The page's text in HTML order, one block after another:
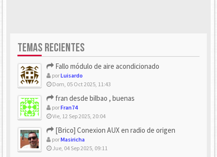
TEMAS RECIENTES
Fallo módulo de aire acondicionado
porLuisardo
Dom, 05 Oct 2025, 11:43
fran desde bilbao , buenas
porFran74
Vie, 12 Sep 2025, 20:04
[Brico] Conexion AUX en radio de origen
porMasiricha
Jue, 04 Sep 2025, 09:11